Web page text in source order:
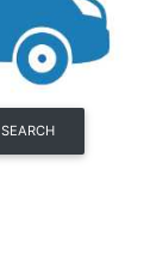
SEARCH